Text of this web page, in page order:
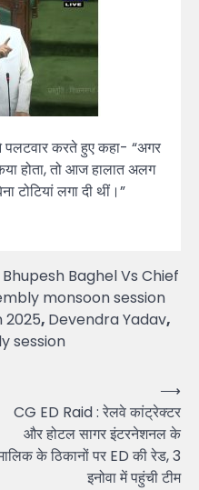
करते हुए कहा- “अगर
होता, तो आज हालात अलग
टोटियां लगा दी थीं।”
Bhupesh Baghel Vs Chief
monsoon session
2025, Devendra Yadav,
session
CG ED Raid : रेलवे कांट्रेक्टर
और होटल सागर इंटरनेशनल के
के ठिकानों पर ED की रेड, 3
इनोवा में पहुंची टीम
⟶